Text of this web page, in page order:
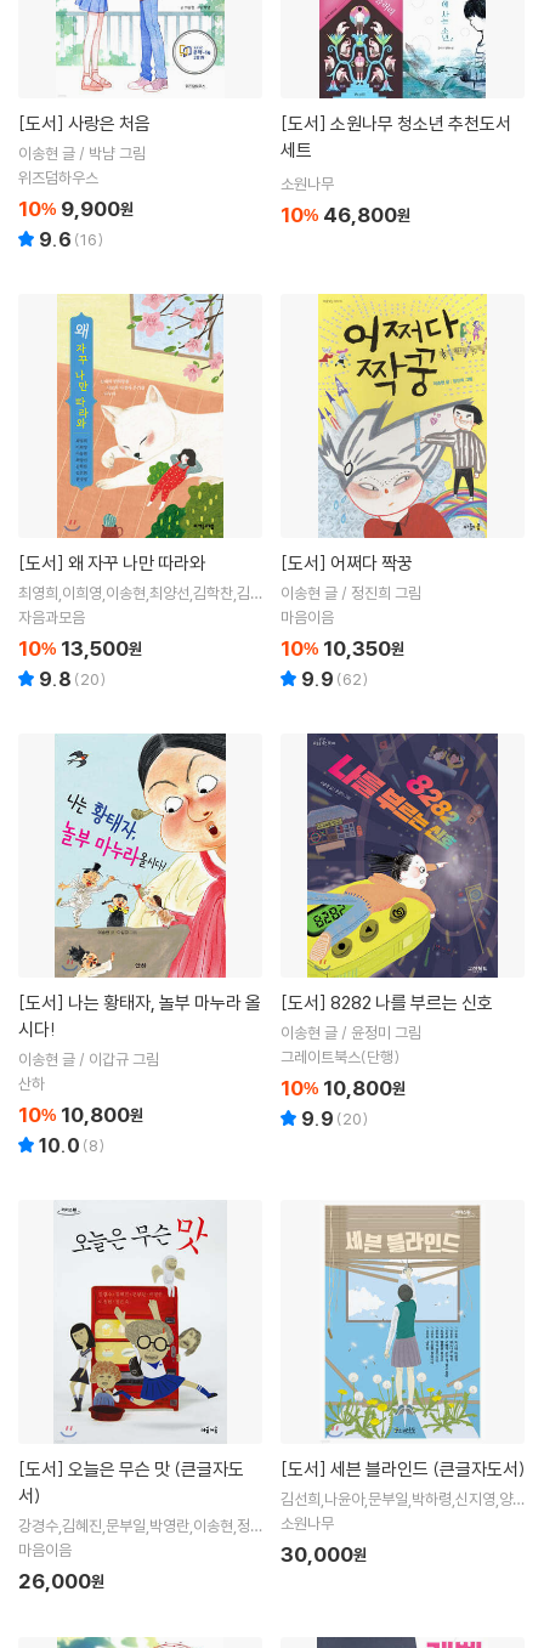
[도서] 사랑은 처음
이송현 글 / 박냠 그림
위즈덤하우스
10% 9,900원
9.6 (16)
[도서]
세트
소원나무
10% 46,800원
[도서] 왜 자꾸 나만 따라와
최영희,이희영,이송현,최양선,김학찬,김선
희,한정영 저
자음과모음
10% 13,500원
9.8 (20)
[도서] 어쩌다 짝꿍
이송현 글 / 정진희 그림
마음이음
10% 10,350원
9.9 (62)
[도서]
시다!
이송현 글 / 이갑규 그림
산하
10% 10,800원
10.0 (8)
[도서] 8282 나를 부르는 신호
이송현 글 / 윤정미 그림
그레이트북스(단행)
10% 10,800원
9.9 (20)
[도서]
서)
강경수,김혜진,문부일,박영란,이송현,정은
숙 저
마음이음
26,000원
[도서] 세븐 블라인드 (큰글자도서)
김선희,나윤아,문부일,박하령,신지영,양호
문,이송현 저
소원나무
30,000원